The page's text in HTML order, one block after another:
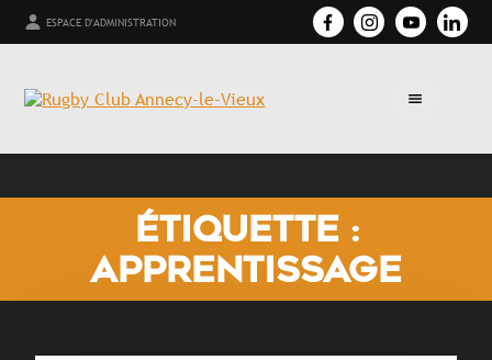
ESPACE D'ADMINISTRATION
ÉTIQUETTE :
APPRENTISSAGE